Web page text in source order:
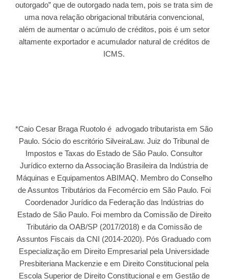
outorgado” que de outorgado nada tem, pois se trata sim de
uma nova relação obrigacional tributária convencional,
além de aumentar o acúmulo de créditos, pois é um setor
altamente exportador e acumulador natural de créditos de
ICMS.
*Caio Cesar Braga Ruotolo é advogado tributarista em São
Paulo. Sócio do escritório SilveiraLaw. Juiz do Tribunal de
Impostos e Taxas do Estado de São Paulo. Consultor
Jurídico externo da Associação Brasileira da Indústria de
Máquinas e Equipamentos ABIMAQ. Membro do Conselho
de Assuntos Tributários da Fecomércio em São Paulo. Foi
Coordenador Jurídico da Federação das Indústrias do
Estado de São Paulo. Foi membro da Comissão de Direito
Tributário da OAB/SP (2017/2018) e da Comissão de
Assuntos Fiscais da CNI (2014-2020). Pós Graduado com
Especialização em Direito Empresarial pela Universidade
Presbiteriana Mackenzie e em Direito Constitucional pela
Escola Superior de Direito Constitucional e em Gestão de